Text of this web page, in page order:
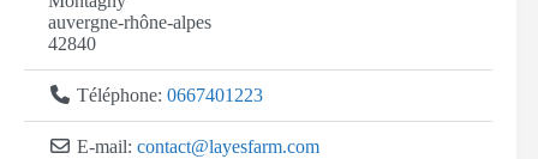
auvergne-rhône-alpes
42840
Téléphone: 0667401223
E-mail: contact@layesfarm.com